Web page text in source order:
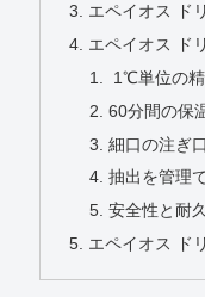
エペイオス ド
エペイオス ド
1℃単位の
60分間の保
細口の注ぎ
抽出を管理
安全性と耐
エペイオス ド